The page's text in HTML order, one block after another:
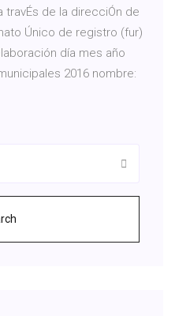
travÉs de la direcciÓn de
Único de registro (fur)
día mes año
2016 nombre: